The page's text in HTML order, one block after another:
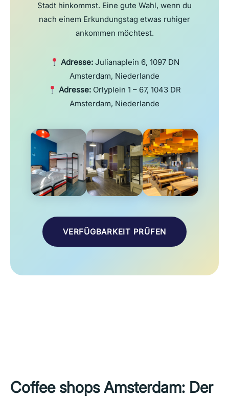
Stadt hinkommst. Eine gute Wahl, wenn du
nach einem Erkundungstag etwas ruhiger
ankommen möchtest.
Adresse:Julianaplein 6, 1097 DN
Amsterdam, Niederlande
Adresse: Orlyplein 1 – 67, 1043 DR
Amsterdam, Niederlande
VERFÜGBARKEIT PRÜFEN
Coffee shops Amsterdam: Der